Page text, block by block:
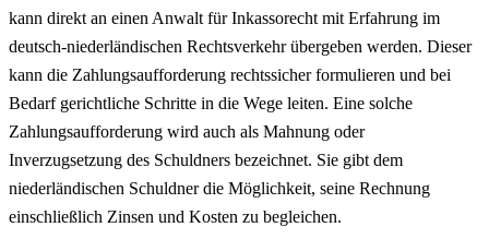
kann direkt an einen Anwalt für Inkassorecht mit Erfahrung im
deutsch-niederländischen Rechtsverkehr übergeben werden. Dieser
kann die Zahlungsaufforderung rechtssicher formulieren und bei
Bedarf gerichtliche Schritte in die Wege leiten. Eine solche
Zahlungsaufforderung wird auch als Mahnung oder
Inverzugsetzung des Schuldners bezeichnet. Sie gibt dem
niederländischen Schuldner die Möglichkeit, seine Rechnung
einschließlich Zinsen und Kosten zu begleichen.